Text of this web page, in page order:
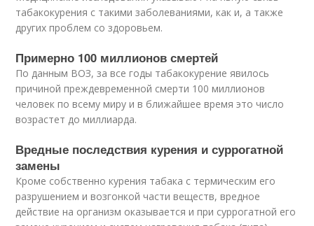
табакокурения с такими заболеваниями, как и, а также
других проблем со здоровьем.
Примерно 100 миллионов смертей
По данным ВОЗ, за все годы табакокурение явилось
причиной преждевременной смерти 100 миллионов
человек по всему миру и в ближайшее время это число
возрастет до миллиарда.
Вредные последствия курения и суррогатной
замены
Кроме собственно курения табака с термическим его
разрушением и возгонкой части веществ, вредное
действие на организм оказывается и при суррогатной его